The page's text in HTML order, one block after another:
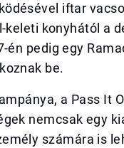
iftar
keleti konyhától a
én pedig egy
be.
a Pass It
nemcsak egy
számára is